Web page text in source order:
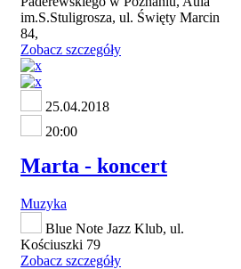
im.S.Stuligrosza, ul. Święty Marcin
84,
Zobacz szczegóły
25.04.2018
20:00
Marta - koncert
Muzyka
Blue Note Jazz Klub, ul.
Kościuszki 79
Zobacz szczegóły